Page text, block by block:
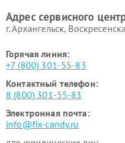
Адрес сервисного
г. Архангельск,
Горячая линия:
+7 (800) 301-55-83
Контактный телефон:
8 (800) 301-55-83
Электронная почта:
info@fix-candy.ru